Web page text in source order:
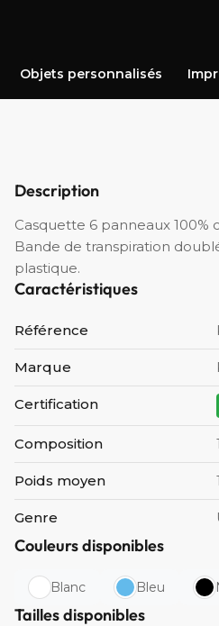
Objets personnalisés
Description
Casquette 6 panneaux 100%
Bande de transpiration
plastique.
Caractéristiques
Référence
Marque
Certification
Composition
Poids moyen
Genre
Couleurs disponibles
Blanc Bleu
Tailles disponibles